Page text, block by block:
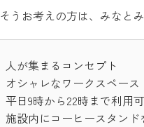
そうお考えの方は、みなと
人が集まるコンセプト
オシャレなワークスペース
平日9時から22時まで利用
施設内にコーヒースタンド